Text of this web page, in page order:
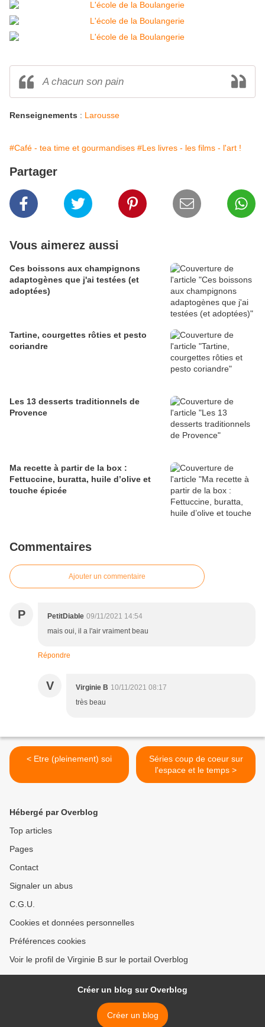
A chacun son pain
Renseignements : Larousse
#Café - tea time et gourmandises #Les livres - les films - l'art !
Partager
Vous aimerez aussi
Ces boissons aux champignons
adaptogènes que j'ai testées (et
adoptées)
Tartine, courgettes rôties et pesto
coriandre
Les 13 desserts traditionnels de
Provence
Ma recette à partir de la box :
Fettuccine, buratta, huile d’olive et
touche épicée
Commentaires
Ajouter un commentaire
P PetitDiable 09/11/2021 14:54
mais oui, il a l'air vraiment beau
Répondre
V Virginie B 10/11/2021 08:17
très beau
< Etre (pleinement) soi
Séries coup de coeur sur
l'espace et le temps >
Hébergé par Overblog
Top articles
Pages
Contact
Signaler un abus
C.G.U.
Cookies et données personnelles
Préférences cookies
Voir le profil de Virginie B sur le portail Overblog
Créer un blog sur Overblog
Créer un blog